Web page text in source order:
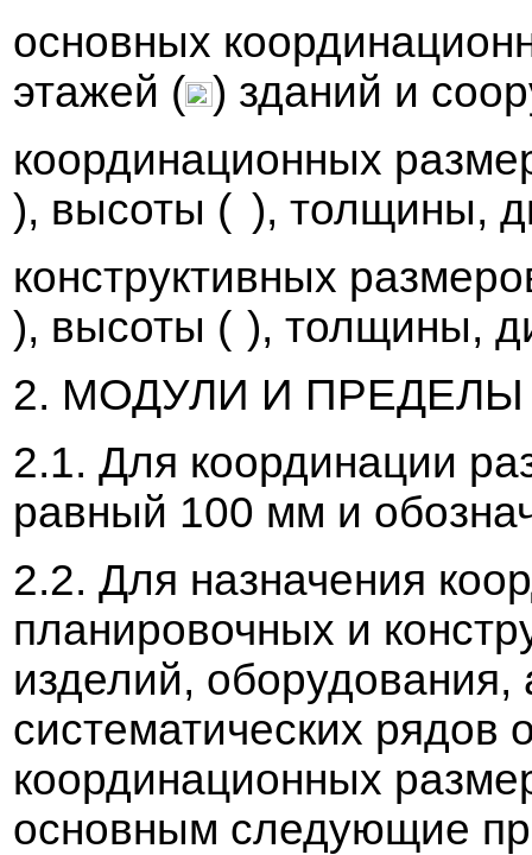
основных
этажей ( ) зданий и
координационных
), высоты ( ), толщины,
конструктивных
), высоты ( ), толщины,
2. МОДУЛИ И
2.1. Для координации
равный 100 мм и
2.2. Для назначения
планировочных и
изделий, оборудования,
систематических рядов
координационных
основным следующие